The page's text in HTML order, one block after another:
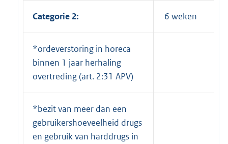
Categorie 2: 6 weken
*ordeverstoring in horeca
binnen 1 jaar herhaling
overtreding (art. 2:31 APV)
*bezit van meer dan een
gebruikershoeveelheid drugs
en gebruik van harddrugs in